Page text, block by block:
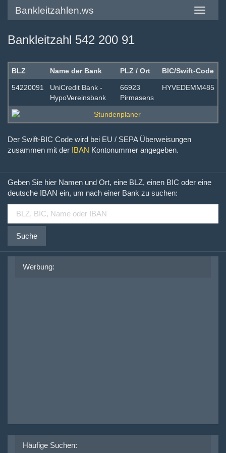
Toggle
Bankleitzahlen.ws
Bankleitzahl 542 200 91
BLZ Name der Bank PLZ / Ort BIC/Swift-Code
54220091
UniCredit Bank -
HypoVereinsbank
66923
Pirmasens
HYVEDEMM485
Der Swift-BIC Code wird bei EU / SEPA Überweisungen
zusammen mit der IBAN Kontonummer angegeben.
Geben Sie hier Namen und Ort, eine BLZ, einen BIC oder eine
deutsche IBAN ein, um nach einer Bank zu suchen:
Suche
Werbung:
Häufige Suchen: